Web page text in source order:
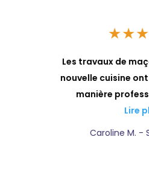
★★★
Les travaux de
nouvelle cuisine ont
manière
Lire
Caroline M. -